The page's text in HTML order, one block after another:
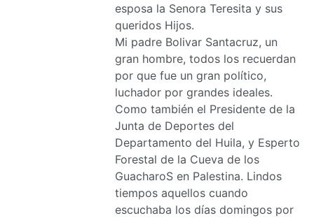
esposa la Senora Teresita y sus
queridos Hijos.
Mi padre Bolivar Santacruz, un
gran hombre, todos los recuerdan
por que fue un gran político,
luchador por grandes ideales.
Como también el Presidente de la
Junta de Deportes del
Departamento del Huila, y Esperto
Forestal de la Cueva de los
GuacharoS en Palestina. Lindos
tiempos aquellos cuando
escuchaba los días domingos por